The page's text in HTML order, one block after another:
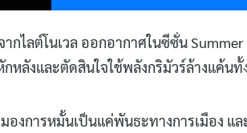
ากไลต์โนเวล ออกอากาศในซีซั่น Summer
หลังและตัดสินใจใช้พลังกริมัวร์ล้างแค้นทั้
องการหมั้นเป็นแค่พันธะทางการเมือง แล